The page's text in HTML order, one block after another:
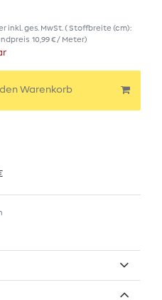
inkl. ges. MwSt. ( Stoffbreite (cm):
10,99 € / Meter)
den Warenkorb